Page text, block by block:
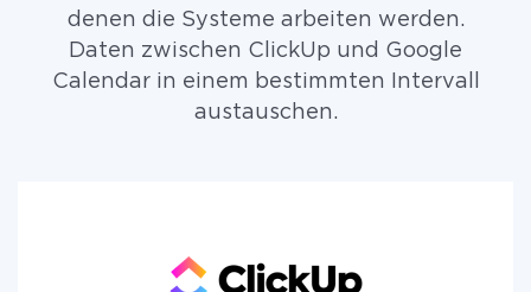
denen die Systeme arbeiten werden.
Daten zwischen ClickUp und Google
Calendar in einem bestimmten Intervall
austauschen.